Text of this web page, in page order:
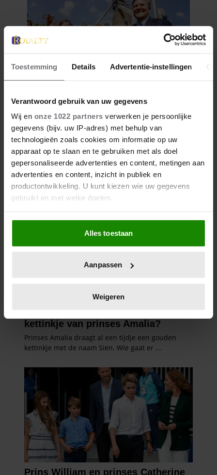
Toestemming Details Advertentie-instellingen
Verantwoord gebruik van uw gegevens
Wij en onze 1022 partners verwerken je persoonlijke
gegevens (bijv. uw IP-adres) met behulp van
technologieën zoals cookies om informatie op uw
apparaat op te slaan en te gebruiken met als doel
gepersonaliseerde advertenties en content, metingen aan
advertenties en content, inzicht in publiek en
productontwikkeling. U kunt kiezen wie uw gegevens
gebruikt en met welke doelen.
Als u het toestaat, willen we ook graag:
Informatie verzamelen over uw geografische
locatie, die tot een paar meter nauwkeurig kan zijn
scannen op specifieke eigenschappen (fingerprinting)
verwerkt en stel uw voorkeuren in het
intrekken in de Cookieverklaring.
We gebruiken cookies om content en advertenties te
personaliseren, om functies voor social media te bieden
informatie over uw gebruik van onze site met onze
partners voor social media, adverteren en analyse. Deze
partners kunnen deze gegevens combineren met andere
informatie die u aan ze heeft verstrekt of die ze hebben
verzameld op basis van uw gebruik van hun services. U
gaat akkoord met onze cookies als u onze website blijft
gebruiken.
Alles toestaan
Aanpassen
Weigeren
DOKKUM PAKT UIT VOOR
KONINGSPAAR TIJDENS
KONINGSDAG 2026